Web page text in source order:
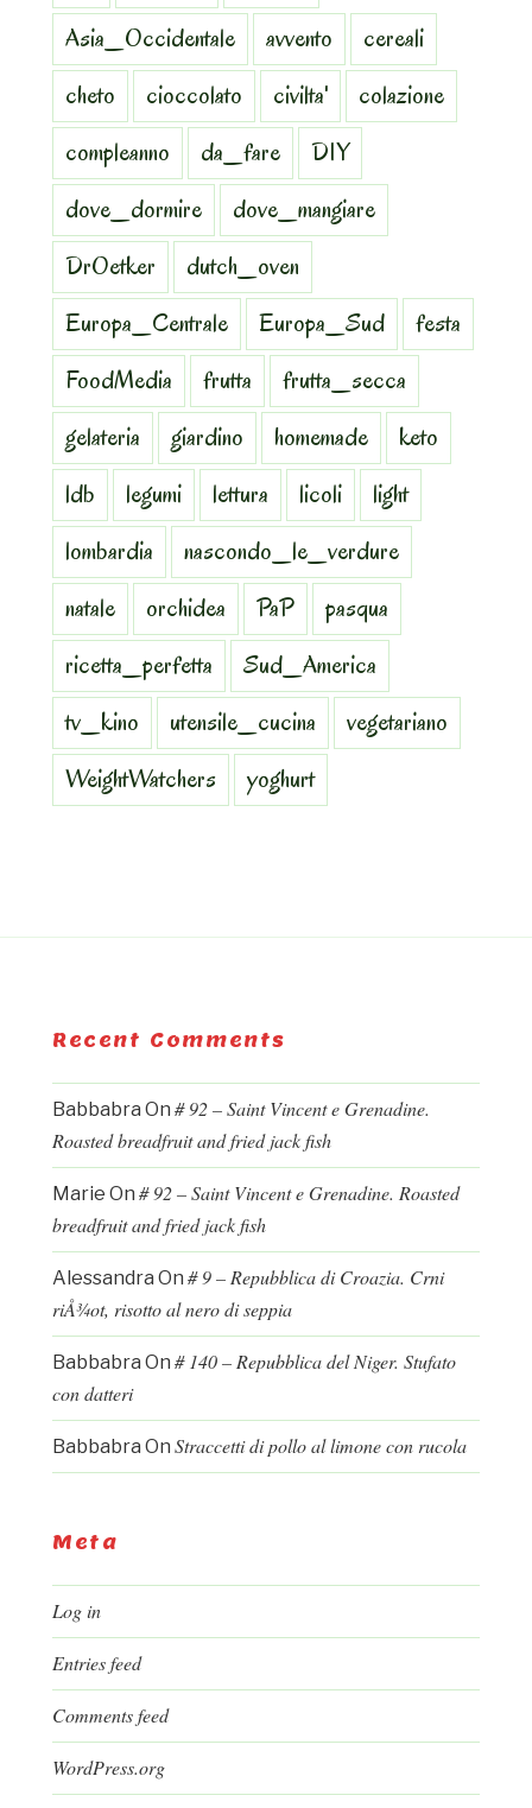
Asia_Occidentale
avvento
cereali
cheto
cioccolato civilta'
colazione
compleanno
da_fare
DIY
dove_dormire
dove_mangiare
DrOetker
dutch_oven
Europa_Centrale
Europa_Sud
festa
FoodMedia
frutta
frutta_secca
gelateria
giardino homemade
keto
ldb
legumi lettura licoli
light
lombardia
nascondo_le_verdure
natale
orchidea PaP
pasqua
ricetta_perfetta
Sud_America
tv_kino
utensile_cucina
vegetariano
WeightWatchers
yoghurt
Recent Comments
Babbabra On # 92 – Saint Vincent e Grenadine.
Roasted breadfruit and fried jack fish
Marie On # 92 – Saint Vincent e Grenadine. Roasted
breadfruit and fried jack fish
Alessandra On # 9 – Repubblica di Croazia. Crni
riÅ¾ot, risotto al nero di seppia
Babbabra On # 140 – Repubblica del Niger. Stufato
con datteri
Babbabra On Straccetti di pollo al limone con rucola
Meta
Log in
Entries feed
Comments feed
WordPress.org